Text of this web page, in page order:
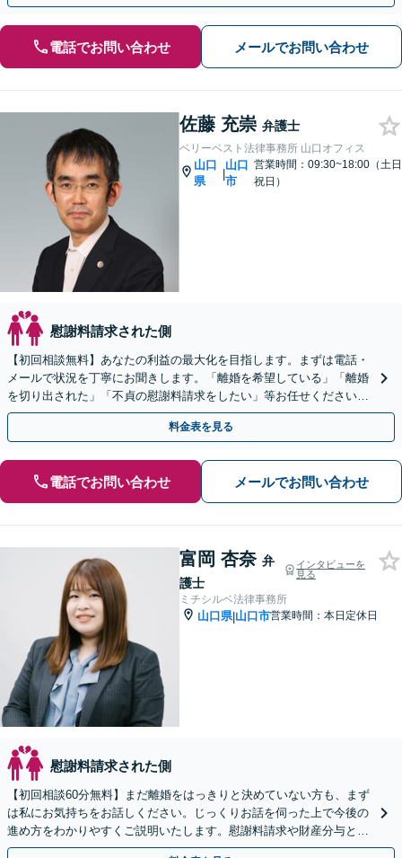
電話でお問い合わせ メールでお問い合わせ
佐藤 充崇 弁護士
ベリーベスト法律事務所 山口オフィス
山口
県
|
山口
市
営業時間：09:30~18:00（土日
祝日）
慰謝料請求された側
【初回相談無料】あなたの利益の最大化を目指します。まずは電話・
メールで状況を丁寧にお聞きします。「離婚を希望している」「離婚
を切り出された」「不貞の慰謝料請求をしたい」等お任せください。
【リーズナブルな料金設定】
料金表を見る
電話でお問い合わせ メールでお問い合わせ
富岡 杏奈 弁
護士
インタビューを
見る
ミチシルベ法律事務所
山口県|山口市営業時間：本日定休日
慰謝料請求された側
【初回相談60分無料】まだ離婚をはっきりと決めていない方も、まず
は私にお気持ちをお話しください。じっくりお話を伺った上で今後の
進め方をわかりやすくご説明いたします。慰謝料請求や財産分与とい
った男女問題に広く対応。【web面談可能】